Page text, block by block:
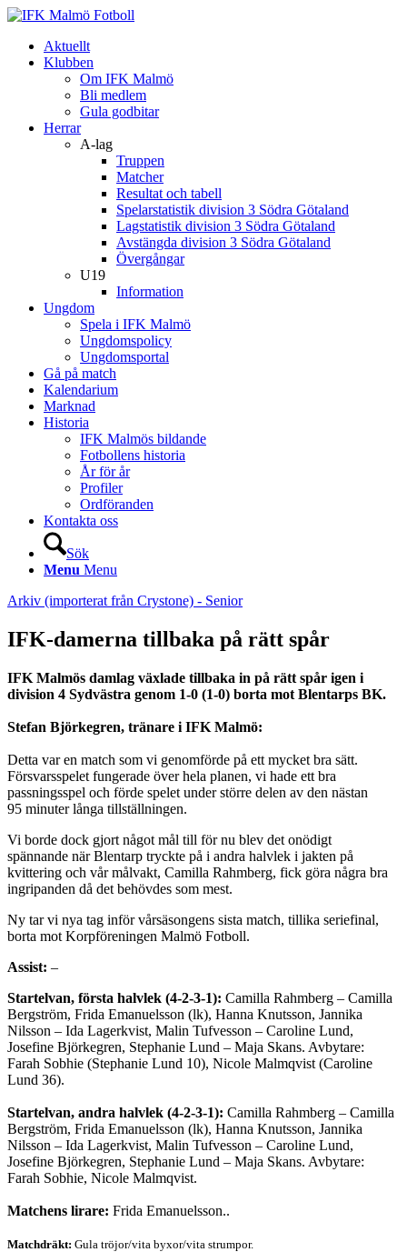
Aktuellt
Klubben
Om IFK Malmö
Bli medlem
Gula godbitar
Herrar
A-lag
Truppen
Matcher
Resultat och tabell
Spelarstatistik division 3 Södra Götaland
Lagstatistik division 3 Södra Götaland
Avstängda division 3 Södra Götaland
Övergångar
U19
Information
Ungdom
Spela i IFK Malmö
Ungdomspolicy
Ungdomsportal
Gå på match
Kalendarium
Marknad
Historia
IFK Malmös bildande
Fotbollens historia
År för år
Profiler
Ordföranden
Kontakta oss
Sök
Menu Menu
Arkiv (importerat från Crystone) - Senior
IFK-damerna tillbaka på rätt spår
IFK Malmös damlag växlade tillbaka in på rätt spår igen i
division 4 Sydvästra genom 1-0 (1-0) borta mot Blentarps BK.
Stefan Björkegren, tränare i IFK Malmö:
Detta var en match som vi genomförde på ett mycket bra sätt.
Försvarsspelet fungerade över hela planen, vi hade ett bra
passningsspel och förde spelet under större delen av den nästan
95 minuter långa tillställningen.
Vi borde dock gjort något mål till för nu blev det onödigt
spännande när Blentarp tryckte på i andra halvlek i jakten på
kvittering och vår målvakt, Camilla Rahmberg, fick göra några bra
ingripanden då det behövdes som mest.
Ny tar vi nya tag inför vårsäsongens sista match, tillika seriefinal,
borta mot Korpföreningen Malmö Fotboll.
Assist: –
Startelvan, första halvlek (4-2-3-1): Camilla Rahmberg – Camilla
Bergström, Frida Emanuelsson (lk), Hanna Knutsson, Jannika
Nilsson – Ida Lagerkvist, Malin Tufvesson – Caroline Lund,
Josefine Björkegren, Stephanie Lund – Maja Skans. Avbytare:
Farah Sobhie (Stephanie Lund 10), Nicole Malmqvist (Caroline
Lund 36).
Startelvan, andra halvlek (4-2-3-1): Camilla Rahmberg – Camilla
Bergström, Frida Emanuelsson (lk), Hanna Knutsson, Jannika
Nilsson – Ida Lagerkvist, Malin Tufvesson – Caroline Lund,
Josefine Björkegren, Stephanie Lund – Maja Skans. Avbytare:
Farah Sobhie, Nicole Malmqvist.
Matchens lirare: Frida Emanuelsson..
Matchdräkt: Gula tröjor/vita byxor/vita strumpor.